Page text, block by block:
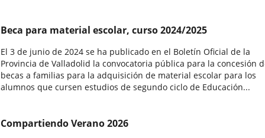
Beca para material escolar, curso 2024/2025
El 3 de junio de 2024 se ha publicado en el Boletín Oficial de la
Provincia de Valladolid la convocatoria pública para la concesión
becas a familias para la adquisición de material escolar para los
alumnos que cursen estudios de segundo ciclo de Educación...
Compartiendo Verano 2026